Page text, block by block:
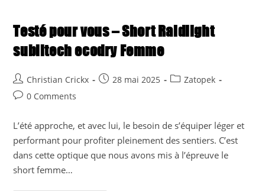
Testé pour vous – Short Raidlight
sublitech ecodry Femme
Post
author:
Christian Crickx
Post28 mai 2025
PostZatopek
Post0 Comments
L’été approche, et avec lui, le besoin de s’équiper léger et
performant pour profiter pleinement des sentiers. C’est
dans cette optique que nous avons mis à l’épreuve le
short femme…